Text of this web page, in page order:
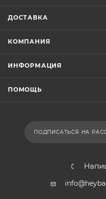
ДОСТАВКА
КОМПАНИЯ
ИНФОРМАЦИЯ
ПОМОЩЬ
ПОДПИСАТЬСЯ НА